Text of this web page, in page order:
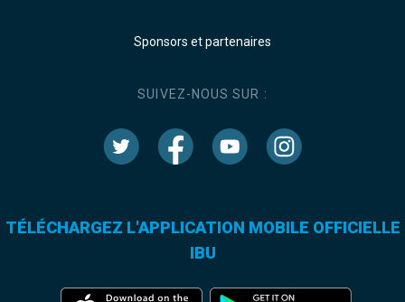
Sponsors et partenaires
SUIVEZ-NOUS SUR :
TÉLÉCHARGEZ L'APPLICATION MOBILE OFFICIELLE
IBU